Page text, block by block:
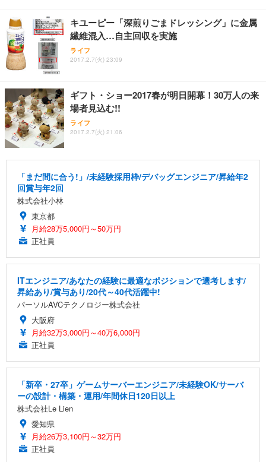
キユーピー「深煎りごまドレッシング」に金属
繊維混入…自主回収を実施
ライフ
2017.2.7(火) 23:09
ギフト・ショー2017春が明日開幕！30万人の来
場者見込む!!
ライフ
2017.2.7(火) 21:06
「まだ間に合う!」/未経験採用枠/デバッグエンジニア/昇給年2
回賞与年2回
株式会社小林
東京都
月給28万5,000円～50万円
正社員
ITエンジニア/あなたの経験に最適なポジションで選考します/
昇給あり/賞与あり/20代～40代活躍中!
パーソルAVCテクノロジー株式会社
大阪府
月給32万3,000円～40万6,000円
正社員
「新卒・27卒」ゲームサーバーエンジニア/未経験OK/サーバ
ーの設計・構築・運用/年間休日120日以上
株式会社Le Lien
愛知県
月給26万3,100円～32万円
正社員